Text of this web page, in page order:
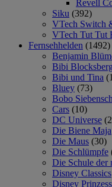
Revell
Siku (392)
VTech Switch
VTech Tut Tut
Fernsehhelden (1492)
Benjamin
Bibi Blocksberg
Bibi und Tina
Bluey (73)
Bobo
Cars (10)
DC Universe
Die Biene Maja
Die Maus (30)
Die Schlümpfe
Die Schule der
Disney Classics
Disney